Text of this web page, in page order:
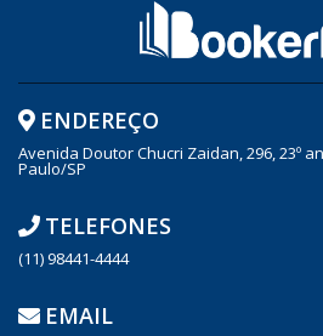
ENDEREÇO
Avenida Doutor Chucri Zaidan, 296, 23º
Paulo/SP
TELEFONES
(11) 98441-4444
EMAIL